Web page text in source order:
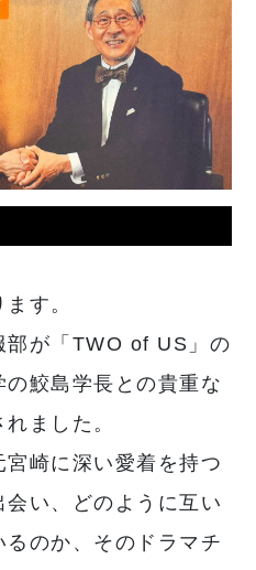
す。
部が「TWO of US」の
鮫島学長との貴重な
ました。
崎に深い愛着を持つ
い、どのように互い
のか、そのドラマチ